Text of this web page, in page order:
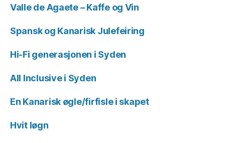
Valle de Agaete – Kaffe og Vin
Spansk og Kanarisk Julefeiring
Hi-Fi generasjonen i Syden
All Inclusive i Syden
En Kanarisk øgle/firfisle i skapet
Hvit løgn